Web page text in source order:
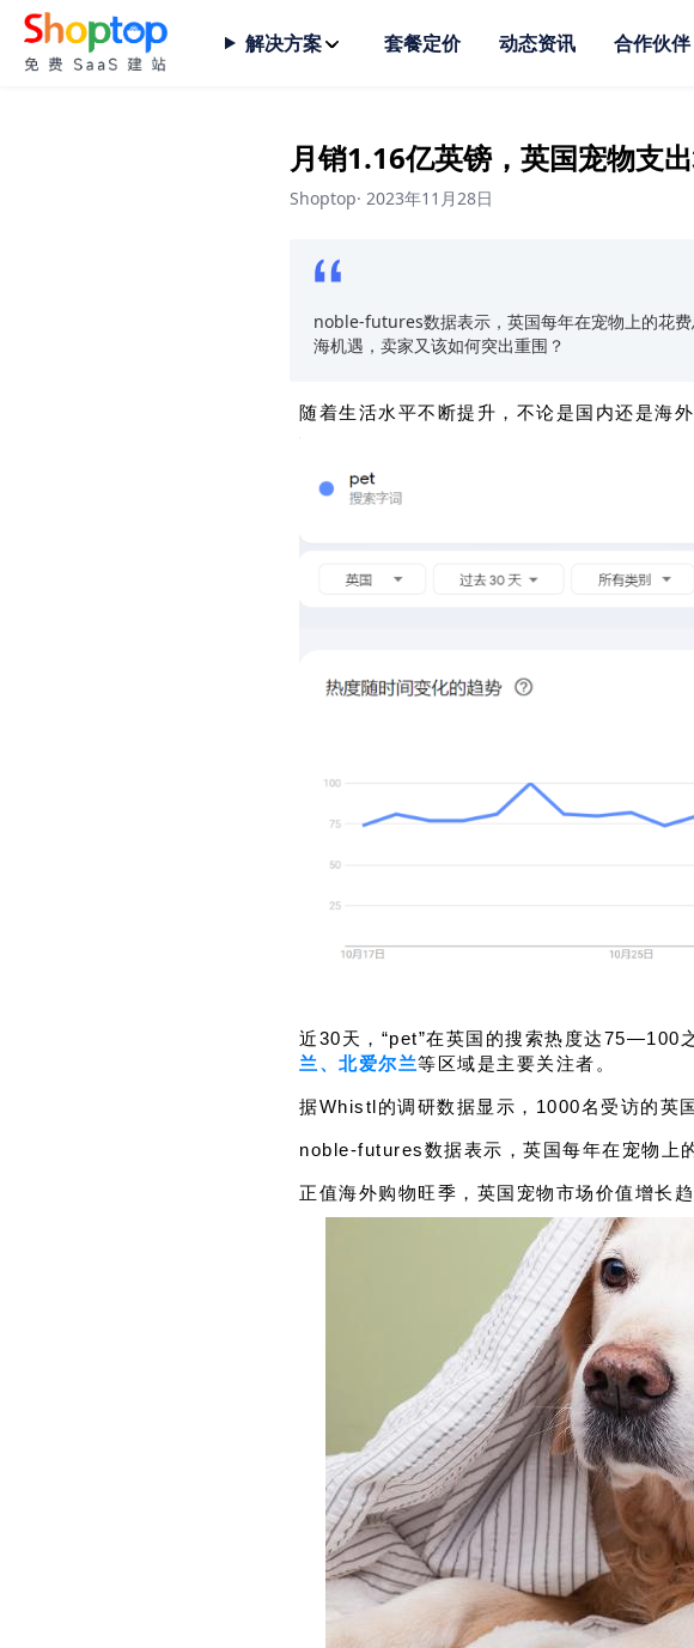
解决方案 套餐定价 动态资讯 合作伙伴
月销1.16亿英镑，英国宠物支
Shoptop· 2023年11月28日
noble-futures数据表示，英国每年在宠物上的花
海机遇，卖家又该如何突出重围？
随着生活水平不断提升，不论是国内还是海
近30天，“pet”在英国的搜索热度达75—100
兰、北爱尔兰等区域是主要关注者。
据Whistl的调研数据显示，1000名受访的英
noble-futures数据表示，英国每年在宠物上
正值海外购物旺季，英国宠物市场价值增长